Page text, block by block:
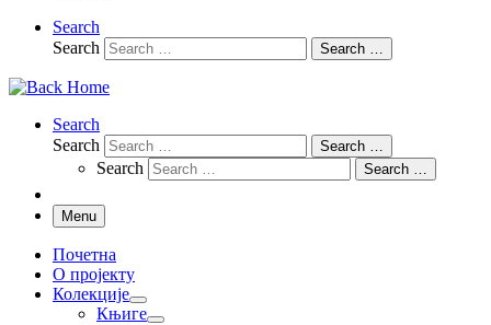
Search
Search
Search …
Search
Search
Search …
Search Search …
Menu
Почетна
О пројекту
Колекције
Књиге